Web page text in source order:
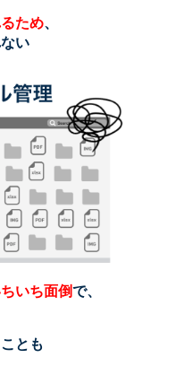
ため、
い
いち面倒で、
とも